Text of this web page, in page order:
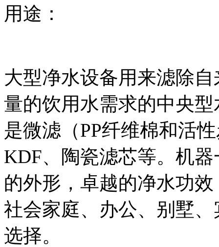
用途：
大型净水设备用来滤除
量的饮用水需求的中央
是微滤（PP纤维棉和活
KDF、陶瓷滤芯等。机
的外形，卓越的净水功
社会家庭、办公、别墅
选择。